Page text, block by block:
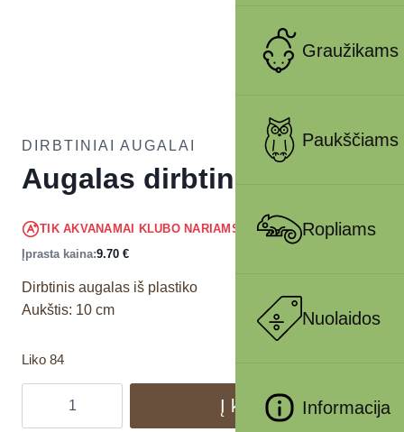
Graužikams
Paukščiams
Ropliams
Nuolaidos
Informacija
DIRBTINIAI AUGALAI
Augalas dirbtinis 10 cm
TIK AKVANAMAI KLUBO NARIAMS 9.22€ !
Įprasta kaina:9.70 €
Dirbtinis augalas iš plastiko
Aukštis: 10 cm
Liko 84
Į krepšelį